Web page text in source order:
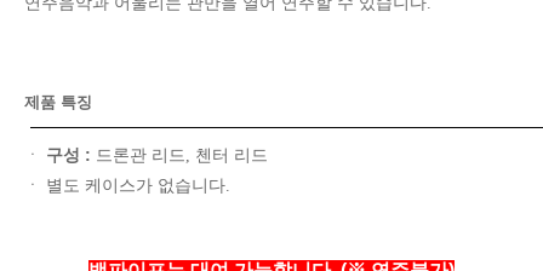
제품 특징
ㆍ 구성 : 드론관 리드, 첸터 리드
ㆍ 별도 케이스가 없습니다.